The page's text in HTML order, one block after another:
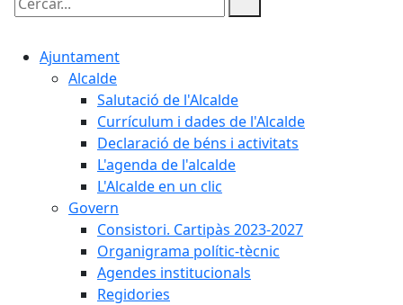
Cercar:
Ajuntament
Alcalde
Salutació de l'Alcalde
Currículum i dades de l'Alcalde
Declaració de béns i activitats
L'agenda de l'alcalde
L'Alcalde en un clic
Govern
Consistori. Cartipàs 2023-2027
Organigrama polític-tècnic
Agendes institucionals
Regidories